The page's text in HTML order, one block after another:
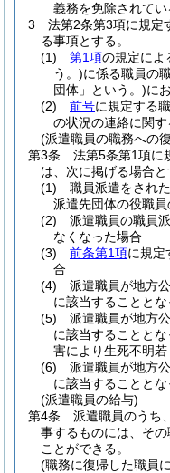
義務を免除されてい
3
法第2条第3項に規定
る事項とする。
(1)
第1項の規定によ
う。)に係る職員の
団体」という。)に
(2)
前号に規定する
の状況の連絡に関
(派遣職員の職務への
第3条
法第5条第1項に
は、次に掲げる場合と
(1)
職員派遣をされ
派遣先団体の役職
(2)
派遣職員の職員
なくなった場合
(3)
前条第1項に規定
合
(4)
派遣職員が地方
に該当することと
(5)
派遣職員が地方
に該当することと
害により生死不明
(6)
派遣職員が地方
に該当することと
(派遣職員の給与)
第4条
派遣職員のうち
事するものには、そ
ことができる。
(職務に復帰した職員